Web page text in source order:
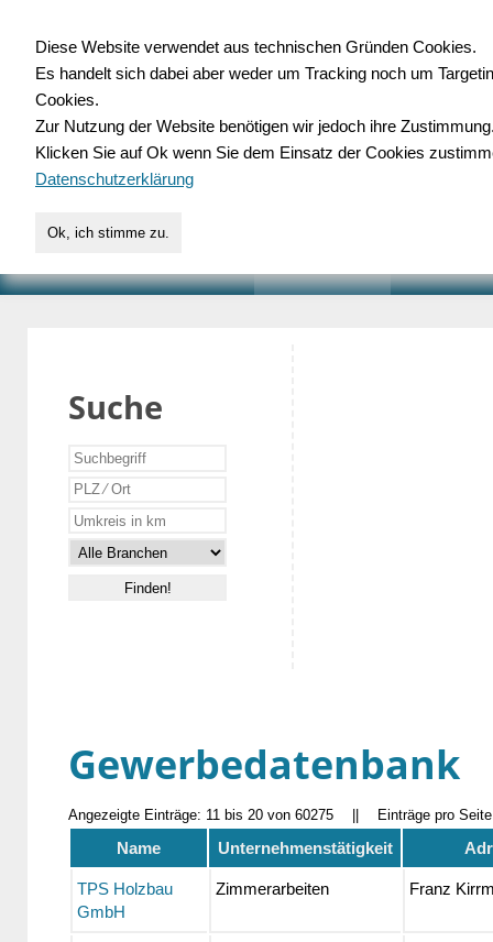
für Handwerk,
Suche
Gewerbedatenbank
Angezeigte Einträge: 11 bis 20 von 60275 Einträge pro
Name Unternehmenstätigkeit
TPS Holzbau
GmbH
Zimmerarbeiten Franz
Diese Website verwendet aus technischen Gründen Cookies.
Es handelt sich dabei aber weder um Tracking noch um
Cookies.
Zur Nutzung der Website benötigen wir jedoch ihre
Klicken Sie auf Ok wenn Sie dem Einsatz der Cookies
Datenschutzerklärung
Ok, ich stimme zu.